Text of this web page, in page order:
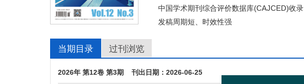
中国学术期刊综合评价数据库(CAJCED)收录
发稿周期短、时效性强
当期目录 过刊浏览
2026年 第12卷 第3期 刊出日期：2026-06-25